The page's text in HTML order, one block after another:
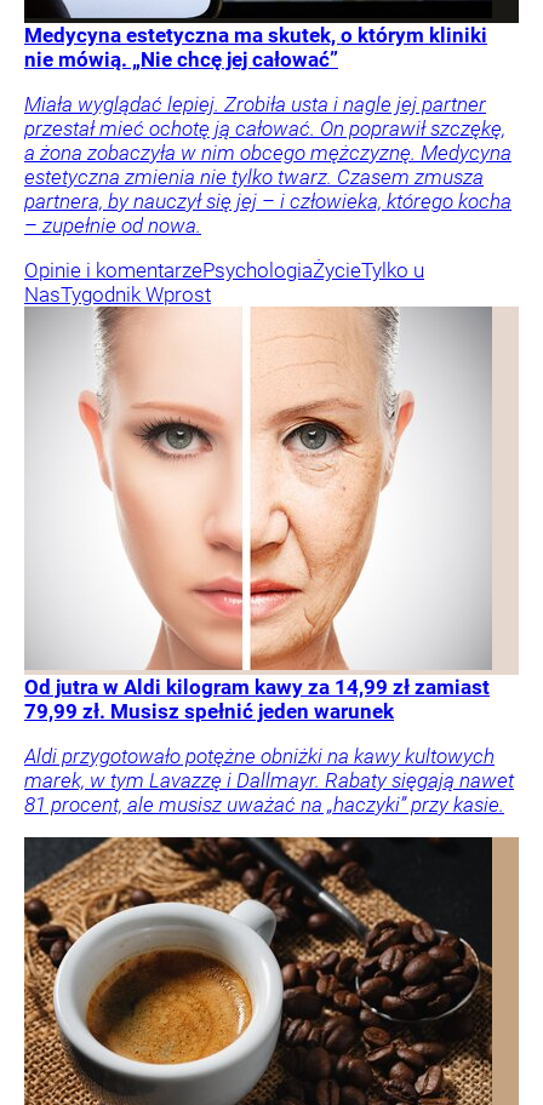
Medycyna estetyczna ma skutek, o którym kliniki
nie mówią. „Nie chcę jej całować”
Miała wyglądać lepiej. Zrobiła usta i nagle jej partner
przestał mieć ochotę ją całować. On poprawił szczękę,
a żona zobaczyła w nim obcego mężczyznę. Medycyna
estetyczna zmienia nie tylko twarz. Czasem zmusza
partnera, by nauczył się jej – i człowieka, którego kocha
– zupełnie od nowa.
Opinie i komentarzePsychologiaŻycieTylko u
NasTygodnik Wprost
Od jutra w Aldi kilogram kawy za 14,99 zł zamiast
79,99 zł. Musisz spełnić jeden warunek
Aldi przygotowało potężne obniżki na kawy kultowych
marek, w tym Lavazzę i Dallmayr. Rabaty sięgają nawet
81 procent, ale musisz uważać na „haczyki” przy kasie.